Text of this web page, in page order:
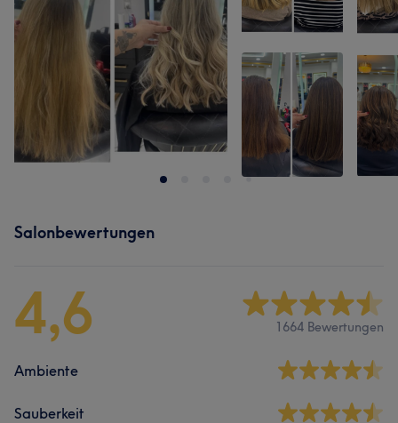
Salonbewertungen
4,6 1664 Bewertungen
Ambiente
Sauberkeit